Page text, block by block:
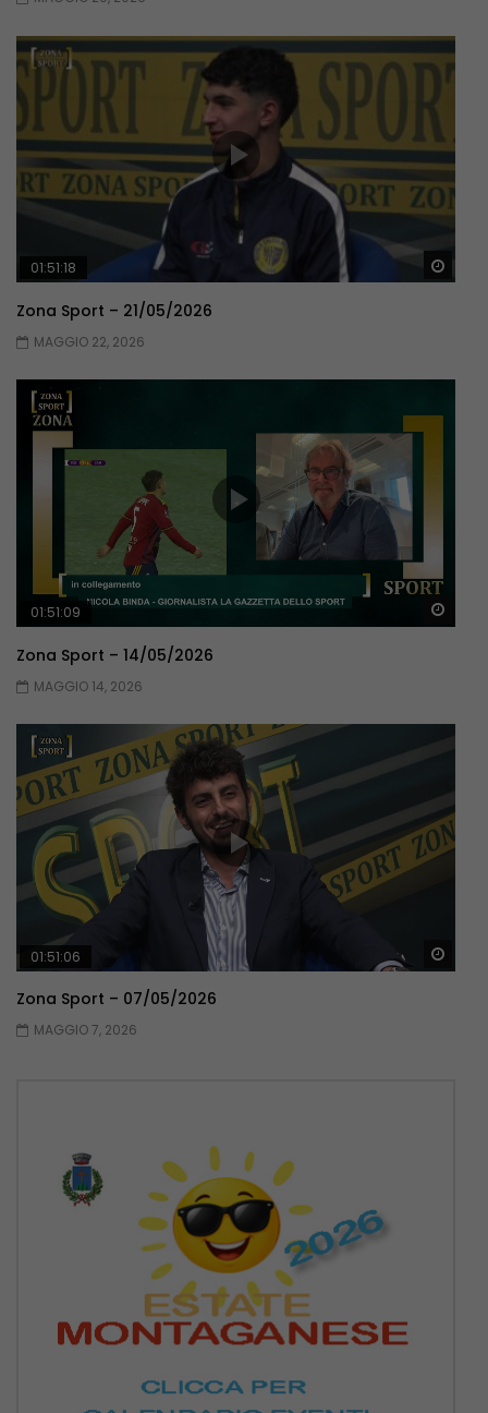
01:51:18
Zona Sport – 21/05/2026
MAGGIO 22, 2026
01:51:09
Zona Sport – 14/05/2026
MAGGIO 14, 2026
01:51:06
Zona Sport – 07/05/2026
MAGGIO 7, 2026